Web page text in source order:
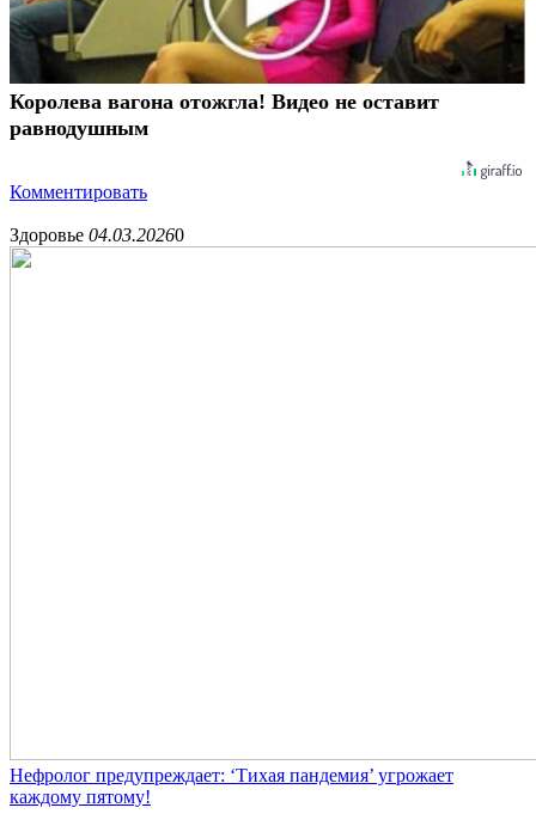
Королева вагона отожгла! Видео не оставит
равнодушным
Комментировать
Здоровье 04.03.20260
Нефролог предупреждает: ‘Тихая пандемия’ угрожает
каждому пятому!